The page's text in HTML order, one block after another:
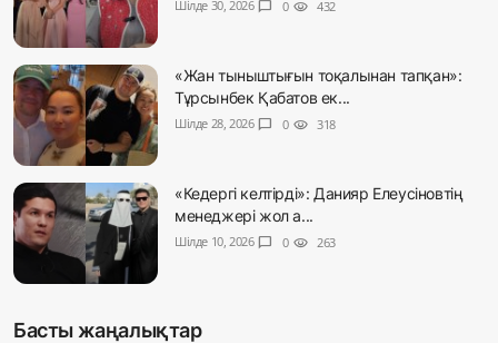
Шілде 30, 2026 chat_bubble 0 visibility 432
«Жан тыныштығын тоқалынан тапқан»:
Тұрсынбек Қабатов ек...
Шілде 28, 2026 chat_bubble 0 visibility 318
«Кедергі келтірді»: Данияр Елеусіновтің
менеджері жол а...
Шілде 10, 2026 chat_bubble 0 visibility 263
Басты жаңалықтар